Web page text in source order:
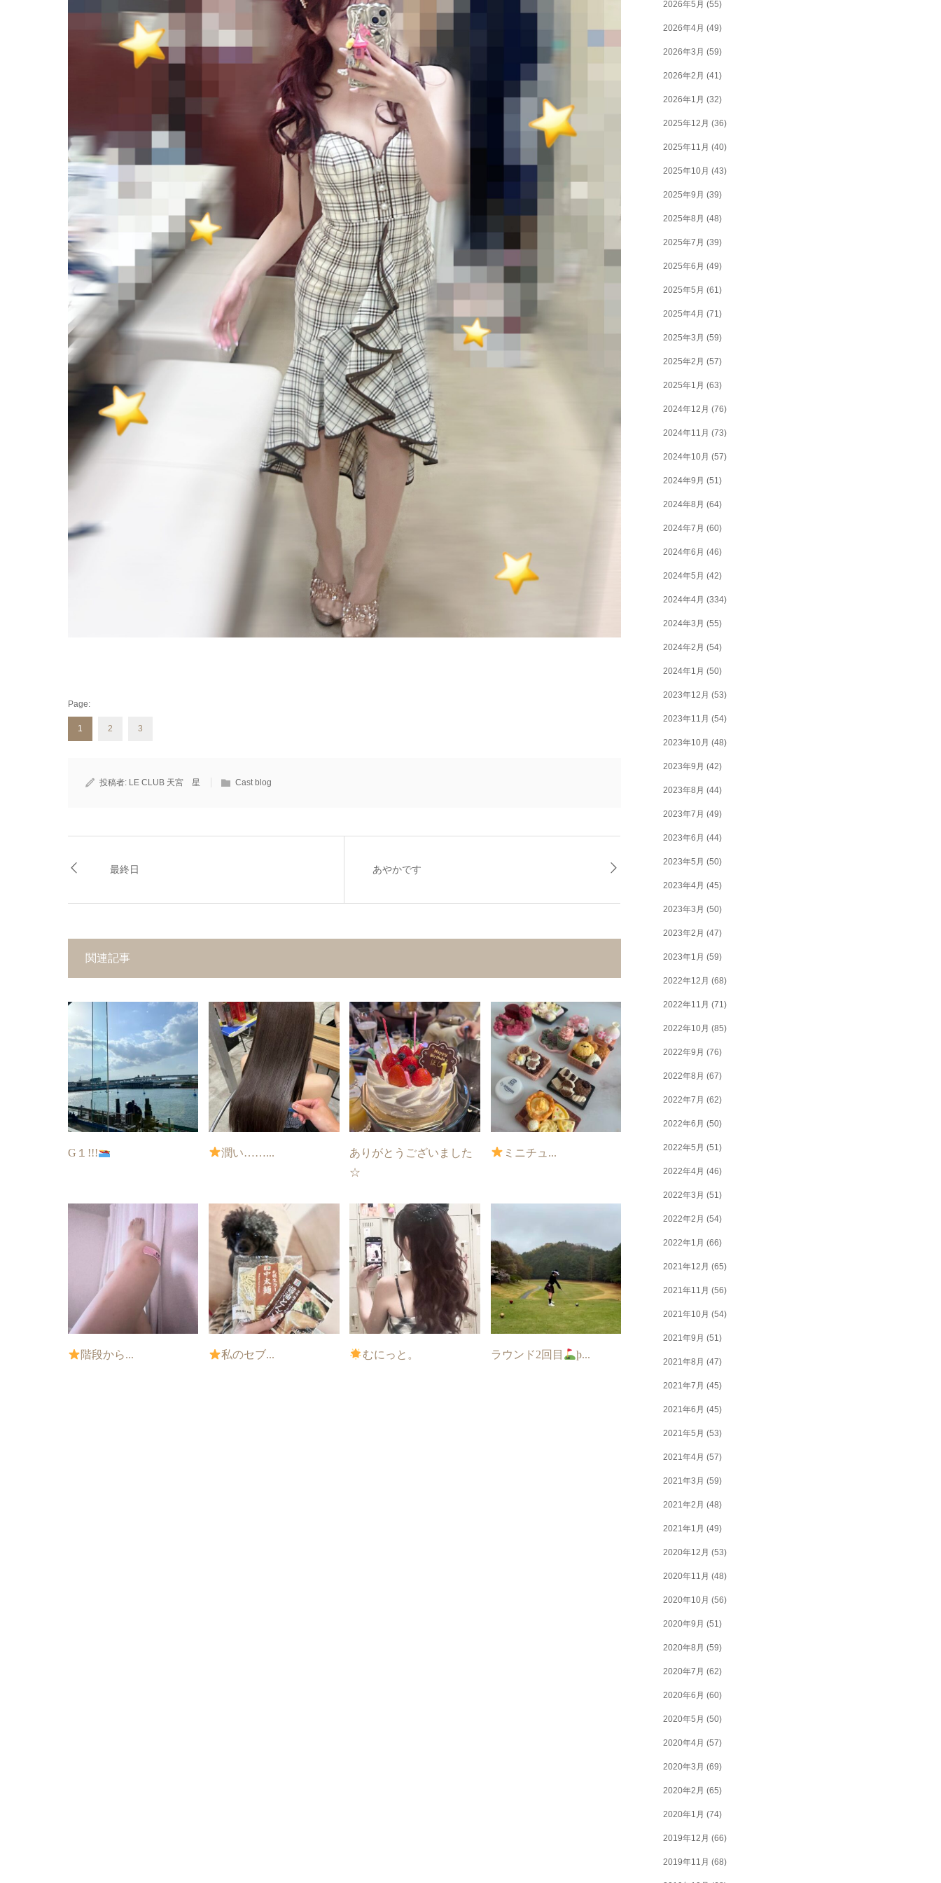
Page:
1 2 3
投稿者: LE CLUB 天宮 星 Cast blog
最終日 あやかです
関連記事
G１!!! 潤い……...
ありがとうございました
☆
ミニチュ...
階段から... 私のセブ... むにっと。 ラウンド2回目 þ...
2026年5月 (55)
2026年4月 (49)
2026年3月 (59)
2026年2月 (41)
2026年1月 (32)
2025年12月 (36)
2025年11月 (40)
2025年10月 (43)
2025年9月 (39)
2025年8月 (48)
2025年7月 (39)
2025年6月 (49)
2025年5月 (61)
2025年4月 (71)
2025年3月 (59)
2025年2月 (57)
2025年1月 (63)
2024年12月 (76)
2024年11月 (73)
2024年10月 (57)
2024年9月 (51)
2024年8月 (64)
2024年7月 (60)
2024年6月 (46)
2024年5月 (42)
2024年4月 (334)
2024年3月 (55)
2024年2月 (54)
2024年1月 (50)
2023年12月 (53)
2023年11月 (54)
2023年10月 (48)
2023年9月 (42)
2023年8月 (44)
2023年7月 (49)
2023年6月 (44)
2023年5月 (50)
2023年4月 (45)
2023年3月 (50)
2023年2月 (47)
2023年1月 (59)
2022年12月 (68)
2022年11月 (71)
2022年10月 (85)
2022年9月 (76)
2022年8月 (67)
2022年7月 (62)
2022年6月 (50)
2022年5月 (51)
2022年4月 (46)
2022年3月 (51)
2022年2月 (54)
2022年1月 (66)
2021年12月 (65)
2021年11月 (56)
2021年10月 (54)
2021年9月 (51)
2021年8月 (47)
2021年7月 (45)
2021年6月 (45)
2021年5月 (53)
2021年4月 (57)
2021年3月 (59)
2021年2月 (48)
2021年1月 (49)
2020年12月 (53)
2020年11月 (48)
2020年10月 (56)
2020年9月 (51)
2020年8月 (59)
2020年7月 (62)
2020年6月 (60)
2020年5月 (50)
2020年4月 (57)
2020年3月 (69)
2020年2月 (65)
2020年1月 (74)
2019年12月 (66)
2019年11月 (68)